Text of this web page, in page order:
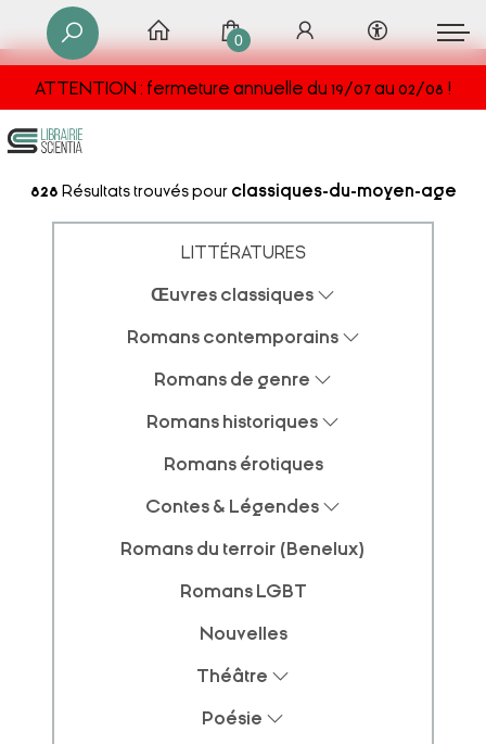
ATTENTION : fermeture annuelle du 19/07 au 02/08 !
0
828 Résultats trouvés pour classiques-du-moyen-age
LITTÉRATURES
Œuvres classiques
Romans contemporains
Romans de genre
Romans historiques
Romans érotiques
Contes & Légendes
Romans du terroir (Benelux)
Romans LGBT
Nouvelles
Théâtre
Poésie